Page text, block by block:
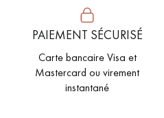
PAIEMENT SÉCURISÉ
Carte bancaire Visa et
Mastercard ou virement
instantané